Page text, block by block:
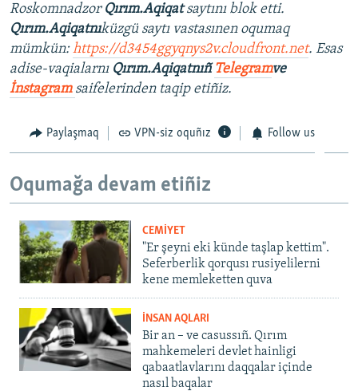
Roskomnadzor Qırım.Aqiqatsaytını blok etti.
Qırım.Aqiqatnıküzgü saytı vastasınen oqumaq
mümkün:https://d3454ggyqnys2v.cloudfront.net. Esas
adise-vaqialarnı Qırım.AqiqatnıñTelegramve
İnstagram saifelerinden taqip etiñiz.
Paylaşmaq VPN-siz oquñız Follow us
Oqumağa devam etiñiz
CEMİYET
"Er şeyni eki künde taşlap kettim".
Seferberlik qorqusı rusiyelilerni
kene memleketten quva
İNSAN AQLARI
Bir an – ve casussıñ. Qırım
mahkemeleri devlet hainligi
qabaatlavlarını daqqalar içinde
nasıl baqalar